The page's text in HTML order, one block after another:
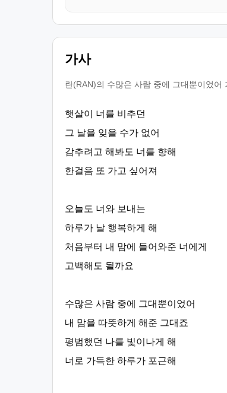
가사
란(RAN)의 수많은 사람 중에 그대뿐이었
햇살이 너를 비추던
그 날을 잊을 수가 없어
감추려고 해봐도 너를 향해
한걸음 또 가고 싶어져
오늘도 너와 보내는
하루가 날 행복하게 해
처음부터 내 맘에 들어와준 너에게
고백해도 될까요
수많은 사람 중에 그대뿐이었어
내 맘을 따뜻하게 해준 그대죠
평범했던 나를 빛이나게 해
너로 가득한 하루가 포근해